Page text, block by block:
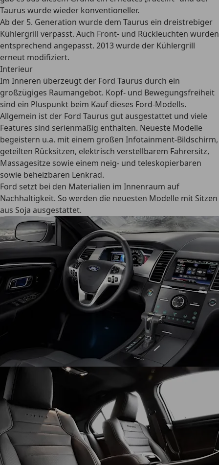
Taurus wurde wieder konventioneller.
Ab der 5. Generation wurde dem Taurus ein dreistrebiger
Kühlergrill verpasst. Auch Front- und Rückleuchten wurden
entsprechend angepasst. 2013 wurde der Kühlergrill
erneut modifiziert.
Interieur
Im Inneren überzeugt der Ford Taurus durch ein
großzügiges Raumangebot. Kopf- und Bewegungsfreiheit
sind ein Pluspunkt beim Kauf dieses Ford-Modells.
Allgemein ist der Ford Taurus gut ausgestattet und viele
Features sind serienmäßig enthalten. Neueste Modelle
begeistern u.a. mit einem großen Infotainment-Bildschirm,
geteilten Rücksitzen, elektrisch verstellbarem Fahrersitz,
Massagesitze sowie einem neig- und teleskopierbaren
sowie beheizbaren Lenkrad.
Ford setzt bei den Materialien im Innenraum auf
Nachhaltigkeit. So werden die neuesten Modelle mit Sitzen
aus Soja ausgestattet.